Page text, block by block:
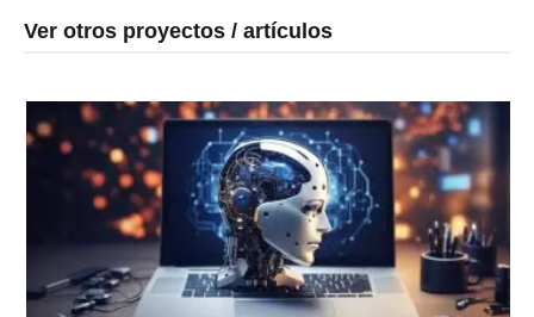
Ver otros proyectos / artículos